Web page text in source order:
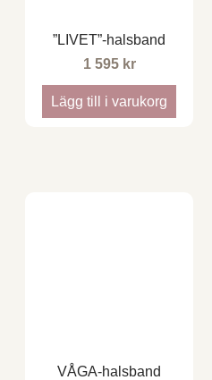
”LIVET”-halsband
1 595 kr
Lägg till i varukorg
VÅGA-halsband